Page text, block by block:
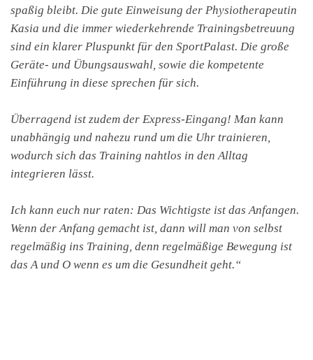
spaßig bleibt. Die gute Einweisung der Physiotherapeutin
Kasia und die immer wiederkehrende Trainingsbetreuung
sind ein klarer Pluspunkt für den SportPalast. Die große
Geräte- und Übungsauswahl, sowie die kompetente
Einführung in diese sprechen für sich.
Überragend ist zudem der Express-Eingang! Man kann
unabhängig und nahezu rund um die Uhr trainieren,
wodurch sich das Training nahtlos in den Alltag
integrieren lässt.
Ich kann euch nur raten: Das Wichtigste ist das Anfangen.
Wenn der Anfang gemacht ist, dann will man von selbst
regelmäßig ins Training, denn regelmäßige Bewegung ist
das A und O wenn es um die Gesundheit geht.“